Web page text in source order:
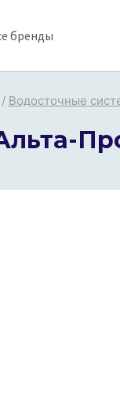
бренды
/ Водосточные